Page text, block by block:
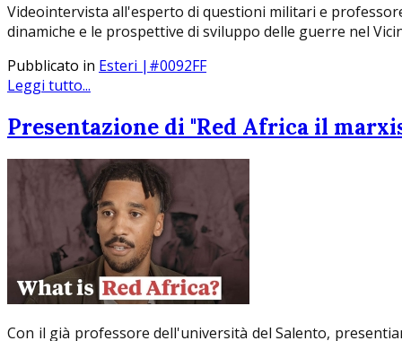
Videointervista all'esperto di questioni militari e
dinamiche e le prospettive di sviluppo delle guerre nel
Pubblicato in Esteri |#0092FF
Leggi tutto...
Presentazione di "Red Africa il
Con il già professore dell'università del Salento,